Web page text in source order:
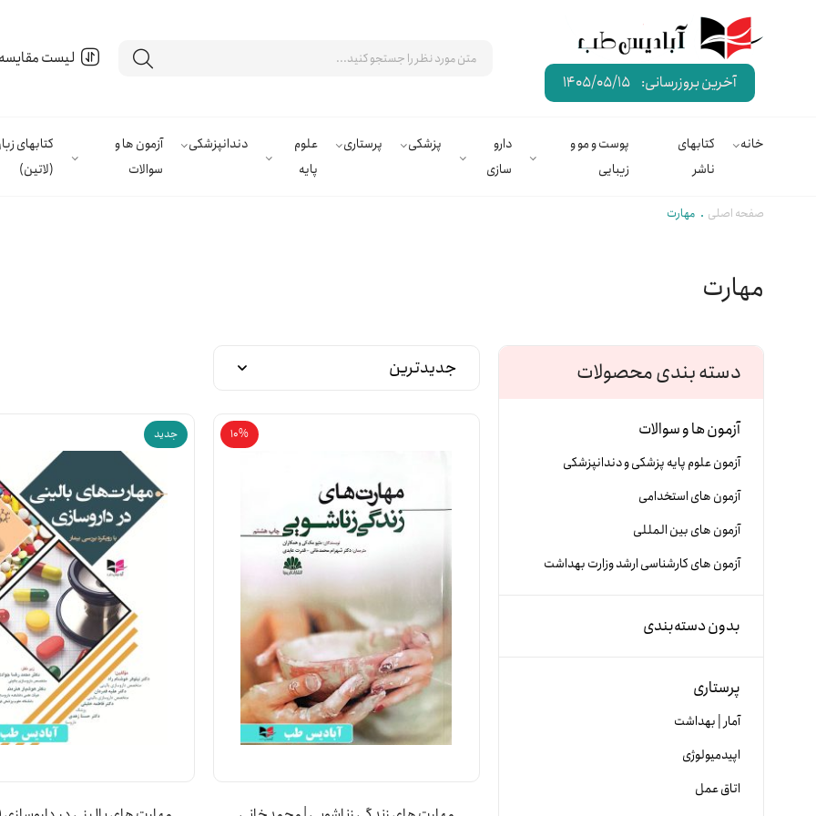
آخرین بروزرسانی: 1405/05/15
لیست مقایسه
خانه
کتابهای
ناشر
پوست و مو و
زیبایی
دارو
سازی
پزشکی پرستاری
علوم
پایه
دندانپزشکی
آزمون ها و
سوالات
کتابهای
(لاتین)
صفحه اصلی مهارت
مهارت
دسته بندی محصولات
آزمون ها و سوالات
آزمون علوم پایه پزشکی و دندانپزشکی
آزمون های استخدامی
آزمون های بین المللی
آزمون های کارشناسی ارشد وزارت بهداشت
بدون دسته‌بندی
پرستاری
آمار | بهداشت
اپیدمیولوژی
اتاق عمل
10% جدید